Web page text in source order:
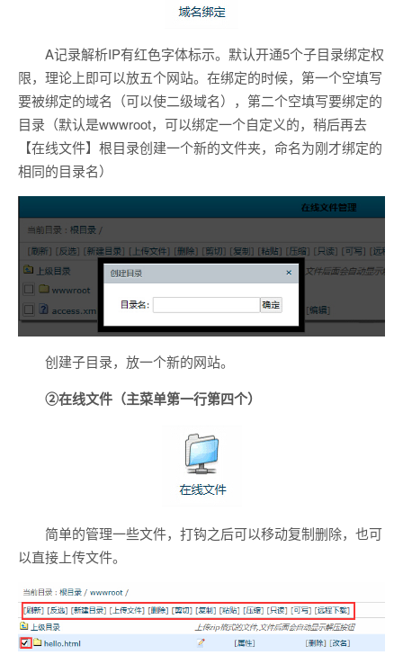
A记录解析IP有红色字体标示。默认开通5个子目录绑定权
限，理论上即可以放五个网站。在绑定的时候，第一个空填写
要被绑定的域名（可以使二级域名），第二个空填写要绑定的
目录（默认是wwwroot，可以绑定一个自定义的，稍后再去
【在线文件】根目录创建一个新的文件夹，命名为刚才绑定的
相同的目录名）
创建子目录，放一个新的网站。
②在线文件 （主菜单第一行第四个）
简单的管理一些文件，打钩之后可以移动复制删除，也可
以直接上传文件。